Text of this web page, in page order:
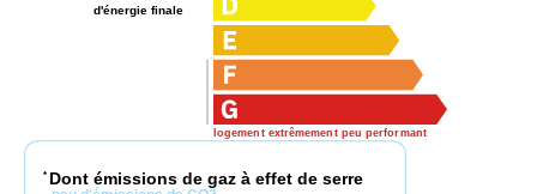
logement extrêmement peu performant
d'énergie finale
* Dont émissions de gaz à effet de serre